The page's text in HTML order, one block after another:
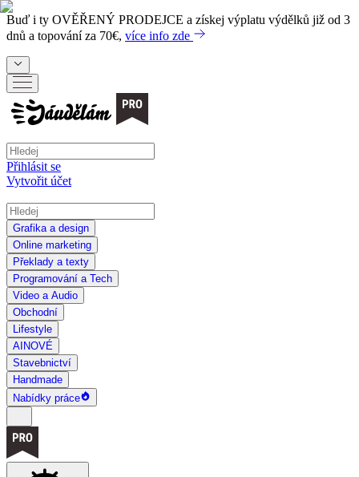
Buď i ty OVĚŘENÝ PRODEJCE a získej výplatu výdělků již od 3
dnů a topování za 70€, více info zde
Přihlásit se
Vytvořit účet
Grafika a design
Online marketing
Překlady a texty
Programování a Tech
Video a Audio
Obchodní
Lifestyle
AI NOVÉ
Stavebnictví
Handmade
Nabídky práce